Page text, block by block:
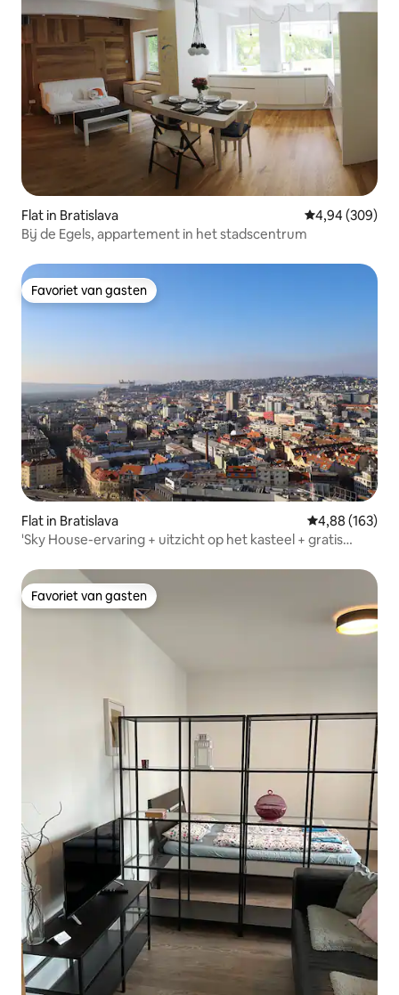
Flat in Bratislava Gemiddelde
4,94 (309)
Bij de Egels, appartement in het stadscentrum
Favoriet van gasten
Favoriet van gasten
Flat in Bratislava Gemiddelde
4,88 (163)
'Sky House-ervaring + uitzicht op het kasteel + gratis
Favoriet van gasten
Favoriet van gasten